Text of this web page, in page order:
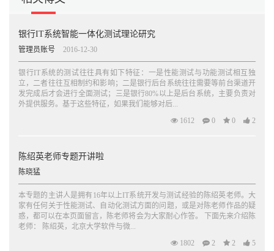
银行IT系统智能一体化测试理论研究
管理员账号 2016-12-30
银行IT系统的测试往往具有如下特征：一是性能测试与功能测试相互独
立，二者往往互相制约和影响；二是银行后台系统往往需要等前台渠道开
发完成后才会进行全面测试；三是银行80%以上是后台系统，主要负责对
外提供服务。基于这些特征，如果我们能够对后...
1612
0 0 2
陈绍英老师专题开讲啦
陈晓猛
本专题的主讲人是拥有16年以上IT系统开发与测试经验的陈绍英老师。大
家有任何关于性能测试、自动化测试方面的问题，或是对陈老师作品的疑
惑，都可以在本页面留言，陈老师将会为大家耐心作答。 下面先来介绍陈
老师： 陈绍英，北京大学软件与微...
1802
2 2 5